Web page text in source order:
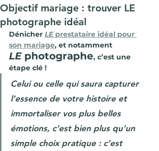
Objectif mariage : trouver LE
photographe idéal
Dénicher LE prestataire idéal pour
son mariage, et notamment
LE photographe, c’est une
étape clé !
Celui ou celle qui saura capturer
l’essence de votre histoire et
immortaliser vos plus belles
émotions, c’est bien plus qu’un
simple choix pratique : c’est